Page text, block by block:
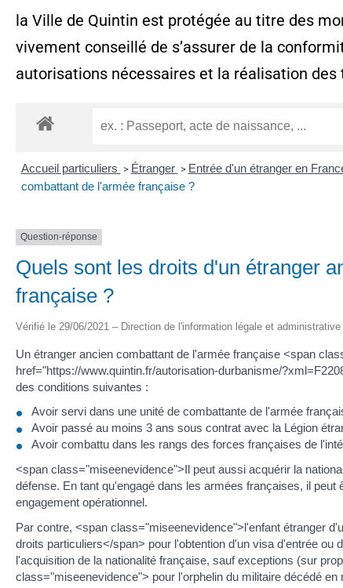
la Ville de Quintin est protégée au titre des
vivement conseillé de s’assurer de la
autorisations nécessaires et la réalisation des
Accueil particuliers > Étranger > Entrée d'un étranger en
combattant de l'armée française ?
Question-réponse
Quels sont les droits d'un étranger
française ?
Vérifié le 29/06/2021 – Direction de l'information légale et
Un étranger ancien combattant de l'armée française <span
href="https://www.quintin.fr/autorisation-durbanisme/
des conditions suivantes :
Avoir servi dans une unité de combattante de l'armée
Avoir passé au moins 3 ans sous contrat avec la Légion
Avoir combattu dans les rangs des forces françaises de
<span class="miseenevidence">Il peut aussi acquérir la
défense. En tant qu'engagé dans les armées françaises, il
engagement opérationnel.
Par contre, <span class="miseenevidence">l'enfant étranger
droits particuliers</span> pour l'obtention d'un visa d'entrée ou
l'acquisition de la nationalité française, sauf exceptions (sur
class="miseenevidence"> pour l'orphelin du militaire décédé